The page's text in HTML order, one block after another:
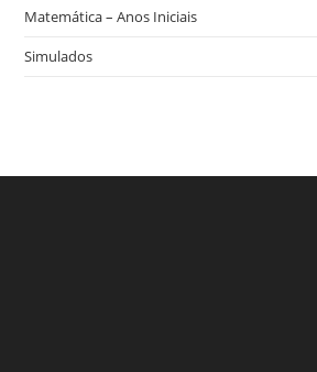
Matemática – Anos Iniciais
Simulados